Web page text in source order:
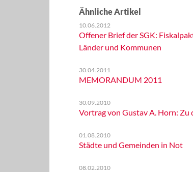
Ähnliche Artikel
10.06.2012
Offener Brief der SGK:
Länder und Kommunen
30.04.2011
MEMORANDUM 2011
30.09.2010
Vortrag von Gustav A. Horn: Zu
01.08.2010
Städte und Gemeinden in Not
08.02.2010